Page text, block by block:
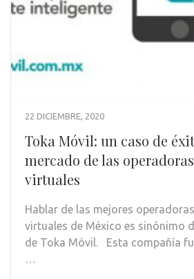
22 DICIEMBRE, 2020
Toka Móvil: un caso de
mercado de las
virtuales
Hablar de las mejores
virtuales de México es sinónimo
de Toka Móvil. Esta compañía
…